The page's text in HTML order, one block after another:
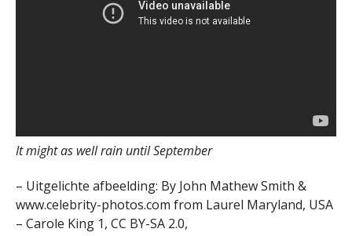
It might as well rain until September
– Uitgelichte afbeelding: By John Mathew Smith &
www.celebrity-photos.com from Laurel Maryland, USA
– Carole King 1, CC BY-SA 2.0,